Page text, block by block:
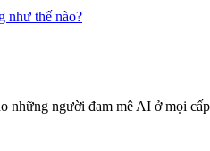
những người đam mê AI ở mọi